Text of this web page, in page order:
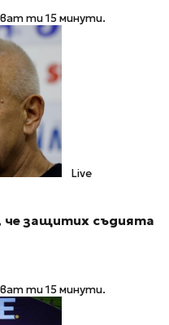
ти 15 минути.
Live
че защитих съдията
ти 15 минути.